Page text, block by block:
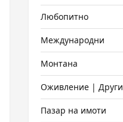
Любопитно
Международни
Монтана
Оживление | Други
Пазар на имоти